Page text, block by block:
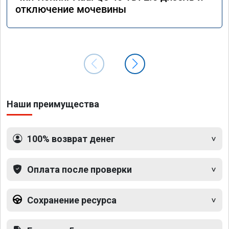
отключение мочевины
Наши преимущества
100% возврат денег
Оплата после проверки
Сохранение ресурса